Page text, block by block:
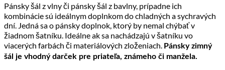
Pánsky šál z vlny či pánsky šál z bavlny, prípadne ich
kombinácie sú ideálnym doplnkom do chladných a sychravých
dní. Jedná sa o pánsky doplnok, ktorý by nemal chýbať v
žiadnom šatníku. Ideálne ak sa nachádzajú v šatníku vo
viacerých farbách či materiálových zloženiach. Pánsky zimný
šál je vhodný darček pre priateľa, známeho či manžela.